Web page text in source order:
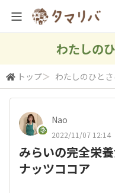
わたしの
トップ＞ わたしのひとさ
Nao
2022/11/07 12:14
みらいの完全栄
ナッツココア